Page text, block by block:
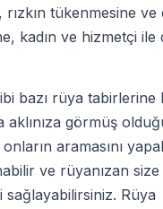
rızkın tükenmesine
kadın ve hizmetçi ile
bazı rüya tabirlerine
görmüş
aramasını
ve rüyanızan size
sağlayabilirsiniz. Rüya